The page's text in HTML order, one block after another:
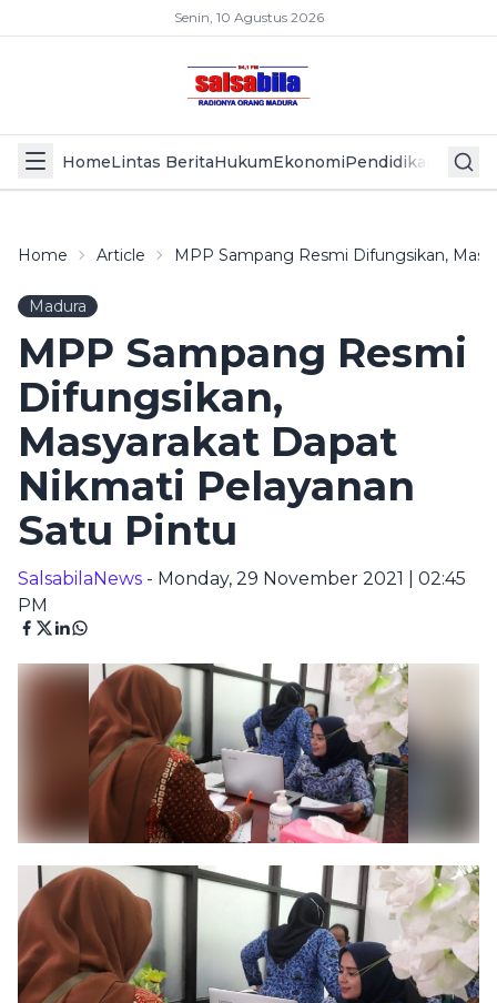
Senin, 10 Agustus 2026
HomeLintas BeritaHukumEkonomiPendidikan Politik
Home Article MPP Sampang Resmi Difungsikan,
Madura
MPP Sampang Resmi
Difungsikan,
Masyarakat Dapat
Nikmati Pelayanan
Satu Pintu
SalsabilaNews - Monday, 29 November 2021 | 02:45
PM